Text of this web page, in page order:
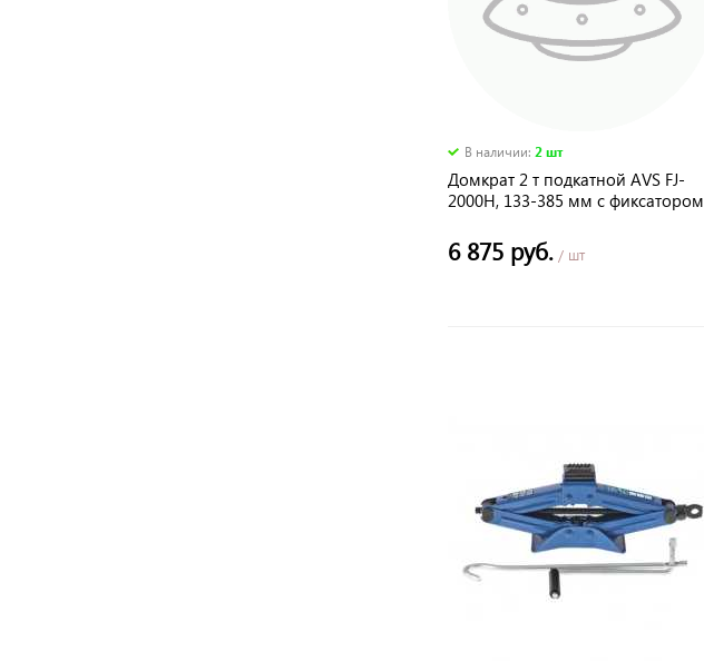
В наличии: 2 шт
Домкрат 2 т подкатной AVS FJ-
2000H, 133-385 мм с фиксатором
6 875 руб. / шт